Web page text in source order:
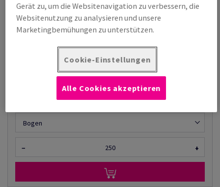
Produktinformation
Produkt weiterempfehlen
Listenpreis
Bogen
− +
Gerät zu, um die Websitenavigation zu verbessern, die
Websitenutzung zu analysieren und unsere
Marketingbemühungen zu unterstützen.
Cookie-Einstellungen
Alle Cookies akzeptieren